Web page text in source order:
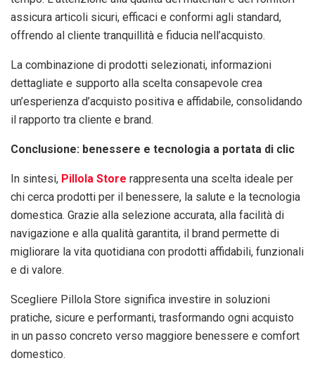
assicura articoli sicuri, efficaci e conformi agli standard,
offrendo al cliente tranquillità e fiducia nell’acquisto.
La combinazione di prodotti selezionati, informazioni
dettagliate e supporto alla scelta consapevole crea
un’esperienza d’acquisto positiva e affidabile, consolidando
il rapporto tra cliente e brand.
Conclusione: benessere e tecnologia a portata di clic
In sintesi, Pillola Store rappresenta una scelta ideale per
chi cerca prodotti per il benessere, la salute e la tecnologia
domestica. Grazie alla selezione accurata, alla facilità di
navigazione e alla qualità garantita, il brand permette di
migliorare la vita quotidiana con prodotti affidabili, funzionali
e di valore.
Scegliere Pillola Store significa investire in soluzioni
pratiche, sicure e performanti, trasformando ogni acquisto
in un passo concreto verso maggiore benessere e comfort
domestico.